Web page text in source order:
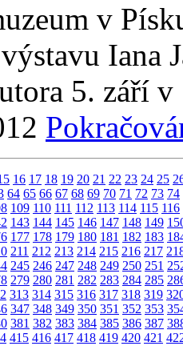
v
Iana
5. září
16 17 18 19 20 21 22 23 24 25
64 65 66 67 68 69 70 71 72 73 74
109 110 111 112 113 114 115 116
143 144 145 146 147 148 149
177 178 179 180 181 182 183
211 212 213 214 215 216 217
245 246 247 248 249 250 251
279 280 281 282 283 284 285
313 314 315 316 317 318 319
347 348 349 350 351 352 353
381 382 383 384 385 386 387
415 416 417 418 419 420 421